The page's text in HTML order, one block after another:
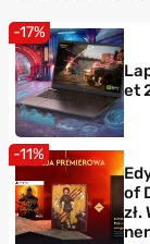
et
-17%
of
zł.
-11%